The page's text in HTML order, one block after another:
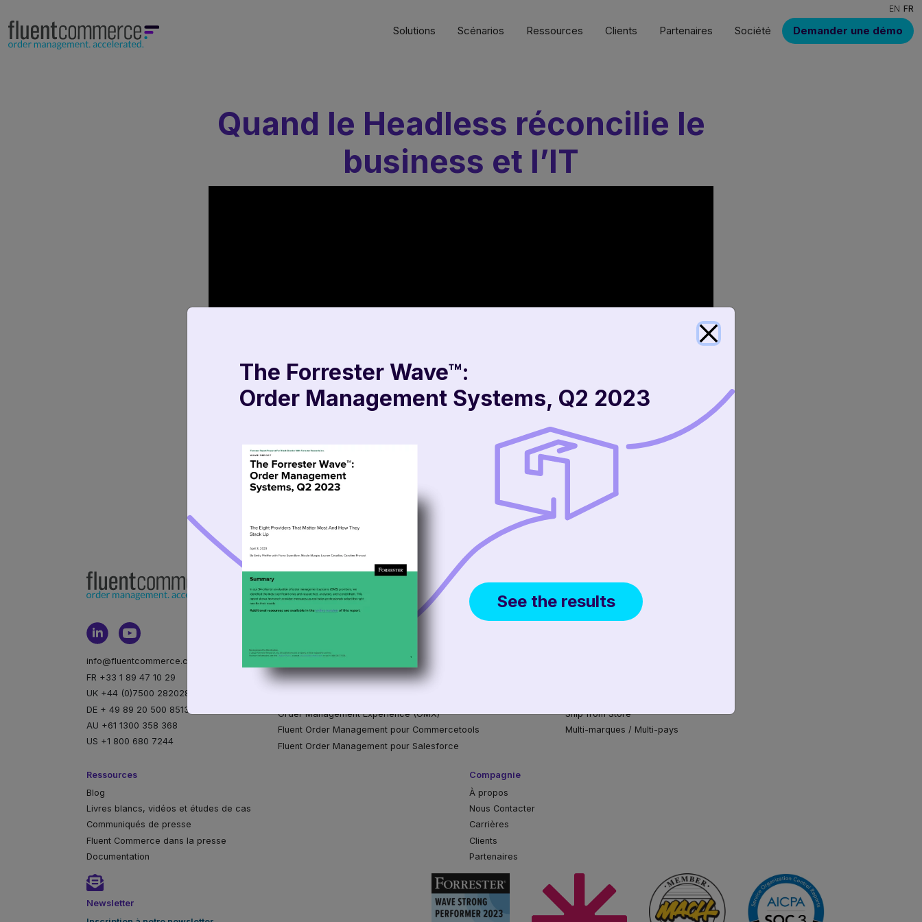
EN FR
Solutions Scénarios Ressources Clients Partenaires Société Demander une démo
Quand le Headless réconcilie le
business et l’IT
info@fluentcommerce.com
FR +33 1 89 47 10 29
UK +44 (0)7500 282028
DE + 49 89 20 500 85135
AU +61 1300 358 368
US +1 800 680 7244
Fluent Order Management
Gestion distribuée des commandes
Disponibilité des produits
Architecture
Order Management Experience (OMX)
Fluent Order Management pour Commercetools
Fluent Order Management pour Salesforce
Solutions
Vue unifiée des stocks
Optimisez la gestion des commandes
Ship from Store
Multi-marques / Multi-pays
Ressources
Blog
Livres blancs, vidéos et études de cas
Communiqués de presse
Fluent Commerce dans la presse
Documentation
Compagnie
À propos
Nous Contacter
Carrières
Clients
Partenaires
Newsletter
The Forrester Wave™:
Order Management Systems, Q2 2023
See the results